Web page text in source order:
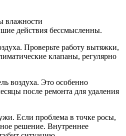
влажности
действия бессмысленны.
Проверьте работу вытяжки,
клапаны, регулярно
воздуха. Это особенно
после ремонта для удаления
Если проблема в точке росы,
решение. Внутреннее